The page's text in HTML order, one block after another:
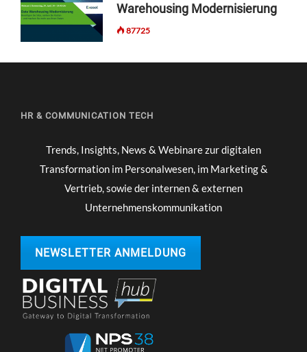
Warehousing Modernisierung
87725
HR & COMMUNICATION TECH
Trends, Insights, News & Webinare zur digitalen
Transformation im Personalwesen, im Marketing &
Vertrieb, sowie der internen & externen
Unternehmenskommunikation
NEWSLETTER ANMELDUNG